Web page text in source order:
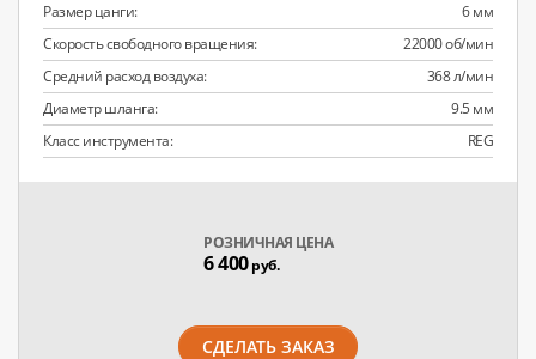
Размер цанги:
6 мм
Скорость свободного вращения:
22000 об/мин
Средний расход воздуха:
368 л/мин
Диаметр шланга:
9.5 мм
Класс инструмента:
REG
РОЗНИЧНАЯ ЦЕНА
6 400руб.
СДЕЛАТЬ ЗАКАЗ